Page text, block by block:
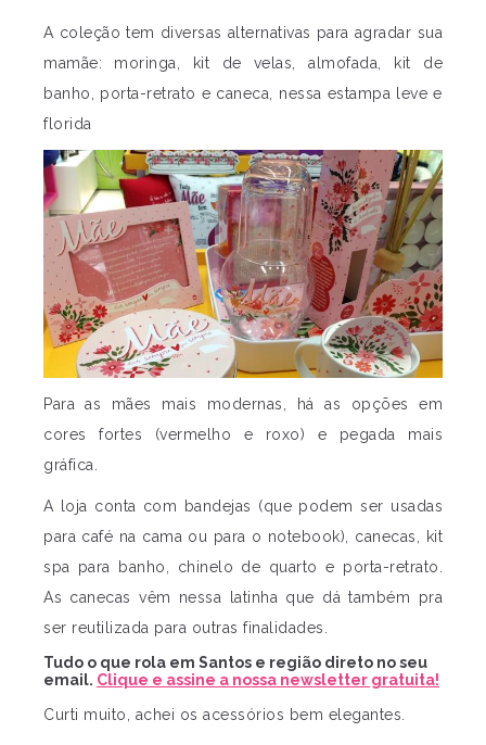
A coleção tem diversas alternativas para agradar sua
mamãe: moringa, kit de velas, almofada, kit de
banho, porta-retrato e caneca, nessa estampa leve e
florida
Para as mães mais modernas, há as opções em
cores fortes (vermelho e roxo) e pegada mais
gráfica.
A loja conta com bandejas (que podem ser usadas
para café na cama ou para o notebook), canecas, kit
spa para banho, chinelo de quarto e porta-retrato.
As canecas vêm nessa latinha que dá também pra
ser reutilizada para outras finalidades.
Tudo o que rola em Santos e região direto no seu
email. Clique e assine a nossa newsletter gratuita!
Curti muito, achei os acessórios bem elegantes.